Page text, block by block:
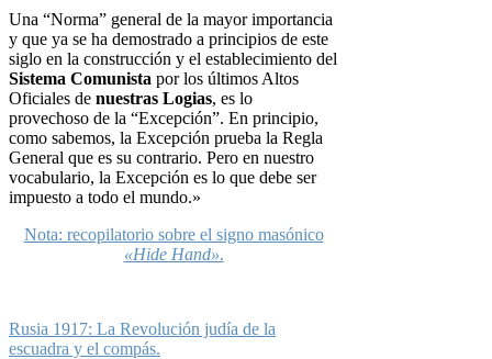
Una “Norma” general de la mayor importancia
y que ya se ha demostrado a principios de este
siglo en la construcción y el establecimiento del
Sistema Comunista por los últimos Altos
Oficiales de nuestras Logias, es lo
provechoso de la “Excepción”. En principio,
como sabemos, la Excepción prueba la Regla
General que es su contrario. Pero en nuestro
vocabulario, la Excepción es lo que debe ser
impuesto a todo el mundo.»
Nota: recopilatorio sobre el signo masónico
«Hide Hand».
Rusia 1917: La Revolución judía de la
escuadra y el compás.